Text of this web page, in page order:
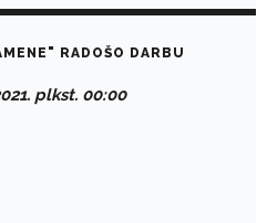
RADOŠO DARBU
plkst. 00:00